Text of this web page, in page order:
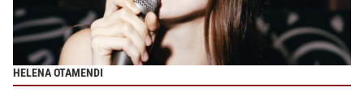
HELENA OTAMENDI